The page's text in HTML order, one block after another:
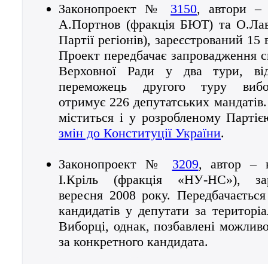
Законопроект № 3150, автори –
А.Портнов (фракція БЮТ) та
Партії регіонів), зареєстрований
Проект передбачає запровадження
Верховної Ради у два тури,
переможець другого туру
отримує 226 депутатських
міститься і у розробленому
змін до Конституції України.
Законопроект № 3209, автор –
І.Кріль (фракція «НУ-НС»),
вересня 2008 року.
кандидатів у депутати за
Виборці, однак, позбавлені
за конкретного кандидата.